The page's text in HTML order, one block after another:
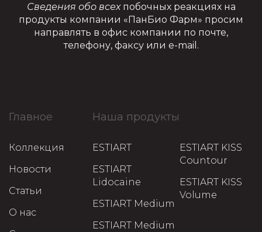
Сведения обо всехпобочных реакциях на
продукты компании «ПанБио Фарм» просим
направлять в офис компании по почте,
телефону, факсу или e-mail.
Главное
Коллекция
Новости
Статьи
О нас
Наша продукты
ESTIART
ESTIART
Lidocaine
ESTIART Medium
ESTIART Medium
ESTIART KISS
Countour
ESTIART KISS
Volume